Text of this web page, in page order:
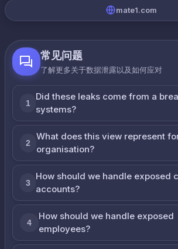
mate1.com
常见问题
了解更多关于数据泄露以及如何应对
1
Did these leaks come from a
systems?
2
What does this view represent
organisation?
3
How should we handle exposed
accounts?
4
How should we handle exposed
employees?